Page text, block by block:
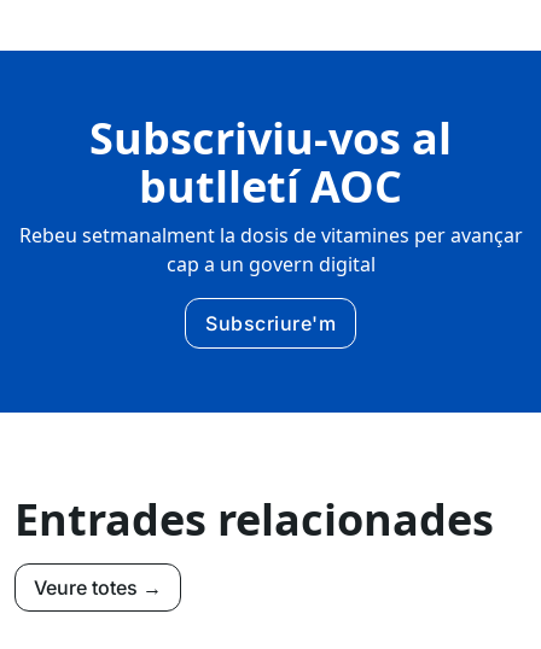
Subscriviu-vos al
butlletí AOC
Rebeu setmanalment la dosis de vitamines per avançar
cap a un govern digital
Subscriure'm
Entrades relacionades
Veure totes →